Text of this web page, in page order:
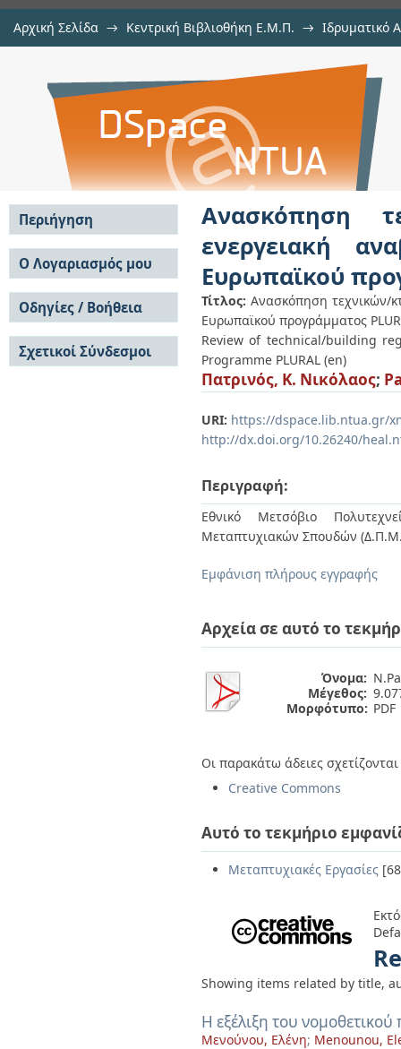
Αρχική Σελίδα → Κεντρική Βιβλιοθήκη Ε.Μ.Π. → Ιδρυματικό
Ανασκόπηση τεχνικών/
κτιρίων στα πλαίσια του
Ανασκόπηση
ενεργειακή
Ευρωπαϊκού
Τίτλος: Ανασκόπηση τεχνικών/
Ευρωπαϊκού προγράμματος
Review of technical/building
Programme PLURAL (en)
Πατρινός, Κ. Νικόλαος;
URI: https://dspace.lib.ntua.gr/
http://dx.doi.org/10.26240/
Περιγραφή:
Εθνικό Μετσόβιο
Μεταπτυχιακών Σπουδών
Εμφάνιση πλήρους εγγραφής
Αρχεία σε αυτό το
Όνομα:
Μέγεθος:
Μορφότυπο: PDF
Οι παρακάτω άδειες
Creative Commons
Αυτό το τεκμήριο
Μεταπτυχιακές Εργασίες
Showing items related by title,
Η εξέλιξη του
Μενούνου, Ελένη; Menounou,
Περιήγηση
Σε όλο το DSpace
Κοινότητες & Συλλογές
Ανά Ημερομηνία
Έκδοσης
Συγγραφείς
Τίτλοι
Θέματα
Ο Λογαριασμός μου
Σύνδεση
Εγγραφή
Οδηγίες / Βοήθεια
Οδηγίες Υποβολής
Οδηγίες Χρήσης ΙΑ
Συχνές Ερωτήσεις
Σχετικοί Σύνδεσμοι